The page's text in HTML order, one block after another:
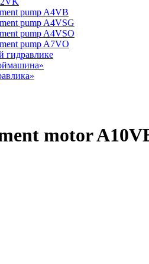
pump A4VB
pump A4VSG
pump A4VSO
pump A7VO
гидравлике
motor